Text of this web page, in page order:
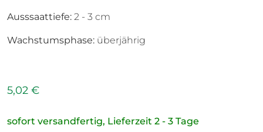
Ausssaattiefe: 2 - 3 cm
Wachstumsphase: überjährig
5,02 €
sofort versandfertig, Lieferzeit 2 - 3 Tage